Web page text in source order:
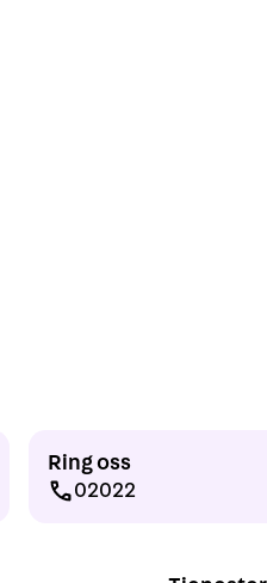
Ring oss
02022